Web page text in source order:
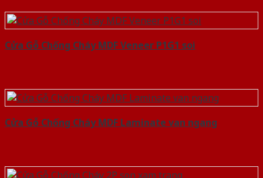
Cửa Gỗ Chống Cháy MDF Veneer P1G1 soi
Cửa Gỗ Chống Cháy MDF Laminate van ngang